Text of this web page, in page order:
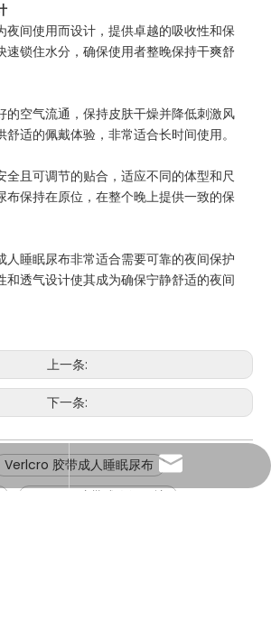
夜间使用而设计，提供卓越的吸收性和保
速锁住水分，确保使用者整晚保持干爽舒
的空气流通，保持皮肤干燥并降低刺激风
适的佩戴体验，非常适合长时间使用。
全且可调节的贴合，适应不同的体型和尺
布保持在原位，在整个晚上提供一致的保
人睡眠尿布非常适合需要可靠的夜间保护
和透气设计使其成为确保宁静舒适的夜间
上一条:
下一条:
Verlcro 胶带成人睡眠尿布
Verlcro 胶带成人纸尿裤
15960500935